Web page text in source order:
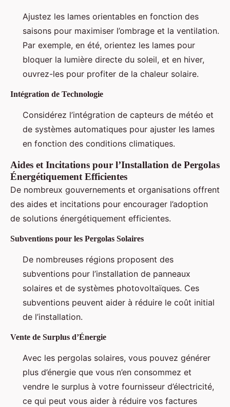
Ajustez les lames orientables en fonction des
saisons pour maximiser l’ombrage et la ventilation.
Par exemple, en été, orientez les lames pour
bloquer la lumière directe du soleil, et en hiver,
ouvrez-les pour profiter de la chaleur solaire.
Intégration de Technologie
Considérez l’intégration de capteurs de météo et
de systèmes automatiques pour ajuster les lames
en fonction des conditions climatiques.
Aides et Incitations pour l’Installation de Pergolas
Énergétiquement Efficientes
De nombreux gouvernements et organisations offrent
des aides et incitations pour encourager l’adoption
de solutions énergétiquement efficientes.
Subventions pour les Pergolas Solaires
De nombreuses régions proposent des
subventions pour l’installation de panneaux
solaires et de systèmes photovoltaïques. Ces
subventions peuvent aider à réduire le coût initial
de l’installation.
Vente de Surplus d’Énergie
Avec les pergolas solaires, vous pouvez générer
plus d’énergie que vous n’en consommez et
vendre le surplus à votre fournisseur d’électricité,
ce qui peut vous aider à réduire vos factures